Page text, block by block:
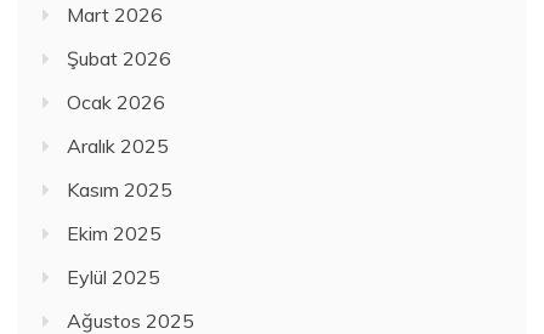
Mart 2026
Şubat 2026
Ocak 2026
Aralık 2025
Kasım 2025
Ekim 2025
Eylül 2025
Ağustos 2025